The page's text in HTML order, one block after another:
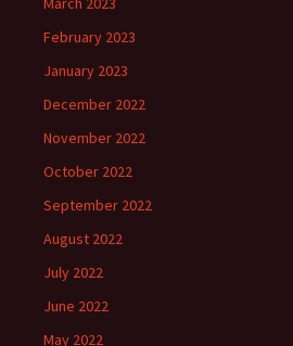
February 2023
January 2023
December 2022
November 2022
October 2022
September 2022
August 2022
July 2022
June 2022
May 2022